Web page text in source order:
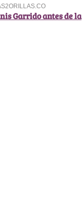
Garrido antes de la